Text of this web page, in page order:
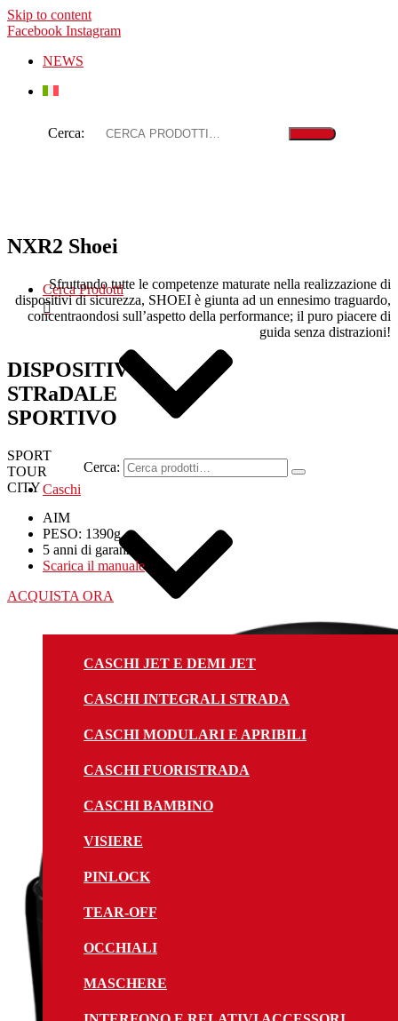
Skip to content
Facebook Instagram
NEWS
Cerca:
Cerca Prodotti
Cerca:
Caschi
CASCHI JET E DEMI JET
CASCHI INTEGRALI STRADA
CASCHI MODULARI E APRIBILI
CASCHI FUORISTRADA
CASCHI BAMBINO
VISIERE
PINLOCK
TEAR-OFF
OCCHIALI
MASCHERE
NXR2 Shoei
Sfruttando tutte le competenze maturate nella realizzazione di
dispositivi di sicurezza, SHOEI è giunta ad un ennesimo traguardo,
concentraondosi sull’aspetto della performance; il puro piacere di
guida senza distrazioni!
DISPOSITIVO
STRaDALE
SPORTIVO
SPORT
TOUR
CITY
AIM
PESO: 1390g
5 anni di garanzia
Scarica il manuale
ACQUISTA ORA